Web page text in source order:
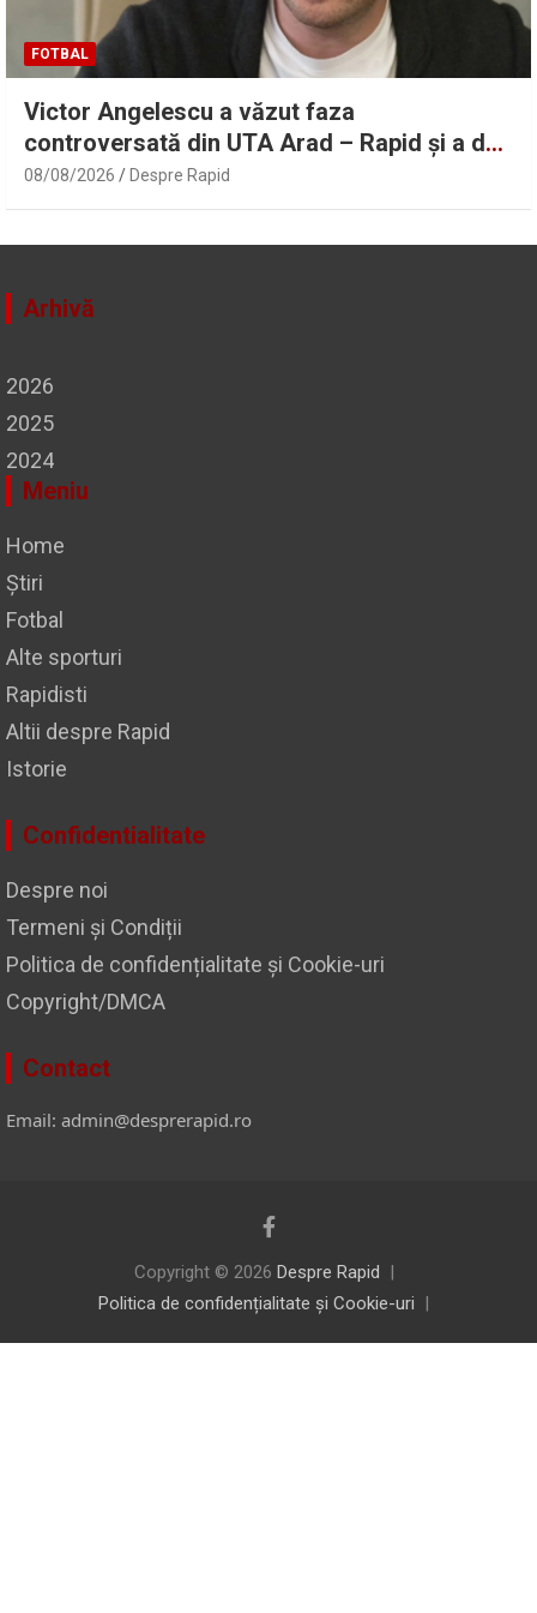
FOTBAL
Victor Angelescu a văzut faza
controversată din UTA Arad – Rapid și a dat
verdictul: „Nu sunt frustrat” | Sport.ro
08/08/2026 Despre Rapid
Arhivă
2026
2025
2024
Meniu
Home
Știri
Fotbal
Alte sporturi
Rapidisti
Altii despre Rapid
Istorie
Confidentialitate
Despre noi
Termeni și Condiții
Politica de confidențialitate și Cookie-uri
Copyright/DMCA
Contact
Email: admin@desprerapid.ro
Copyright © 2026 Despre Rapid
Politica de confidențialitate și Cookie-uri